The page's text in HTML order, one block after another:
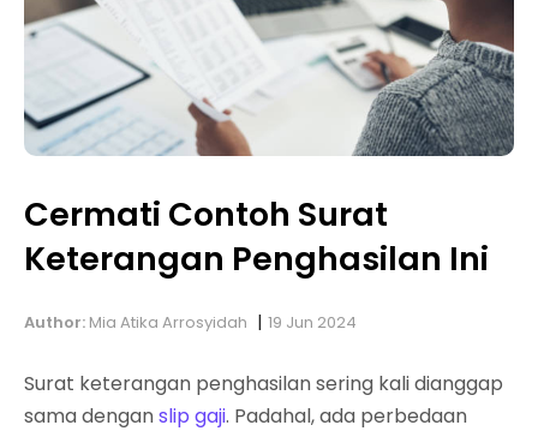
Cermati Contoh Surat
Keterangan Penghasilan Ini
Author: Mia Atika Arrosyidah | 19 Jun 2024
Surat keterangan penghasilan sering kali dianggap
sama denganslip gaji. Padahal, ada perbedaan